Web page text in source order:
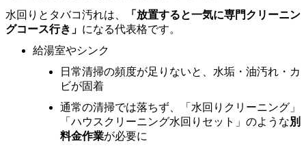
水回りとタバコ汚れは、
「放置すると一気に専門クリーニン
グコース行き」 になる代表格です。
給湯室やシンク
日常清掃の頻度が足りないと、水垢・油汚れ・カ
ビが固着
通常の清掃では落ちず、「水回りクリーニング」
「ハウスクリーニング水回りセット」のような別
料金作業が必要に